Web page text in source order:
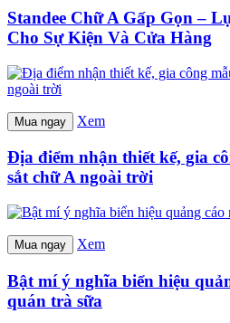
Standee Chữ A Gấp Gọn –
Cho Sự Kiện Và Cửa Hàng
Mua ngay Xem
Địa điểm nhận thiết kế, gia
sắt chữ A ngoài trời
Mua ngay Xem
Bật mí ý nghĩa biển hiệu
quán trà sữa